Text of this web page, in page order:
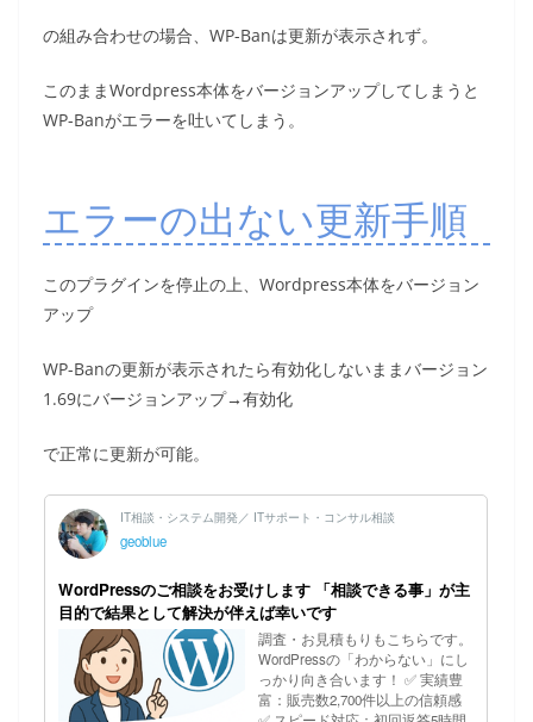
の組み合わせの場合、WP-Banは更新が表示されず。
このままWordpress本体をバージョンアップしてしまうと
WP-Banがエラーを吐いてしまう。
エラーの出ない更新手順
このプラグインを停止の上、Wordpress本体をバージョン
アップ
WP-Banの更新が表示されたら有効化しないままバージョン
1.69にバージョンアップ→有効化
で正常に更新が可能。